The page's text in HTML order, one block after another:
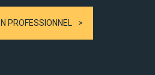
PROFESSIONNEL